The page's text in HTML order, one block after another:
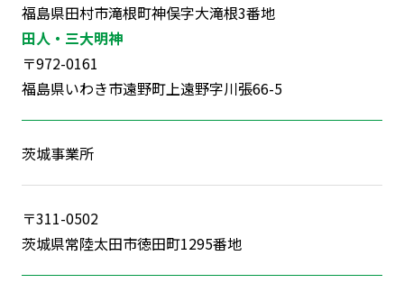
福島県田村市滝根町神俣字大滝根3番地
田人・三大明神
〒972-0161
福島県いわき市遠野町上遠野字川張66-5
茨城事業所
〒311-0502
茨城県常陸太田市徳田町1295番地